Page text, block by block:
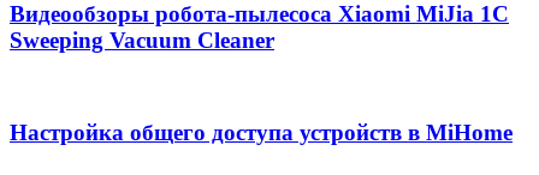
Видеообзоры робота-пылесоса Xiaomi MiJia 1C
Sweeping Vacuum Cleaner
Настройка общего доступа устройств в MiHome